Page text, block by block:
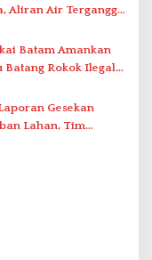
Aliran Air Terganggu
Batam Amankan
Batang Rokok Ilegal
Gesekan
Lahan, Tim